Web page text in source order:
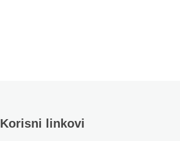
Korisni linkovi